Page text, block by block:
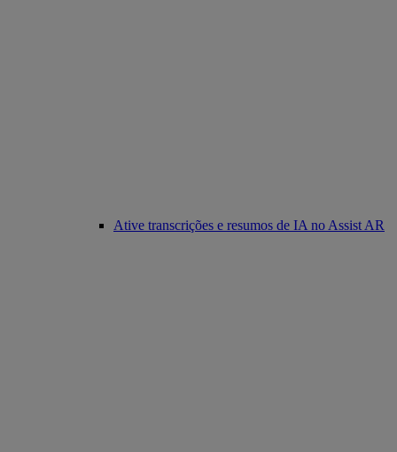
Ative transcrições e resumos de IA no Assist AR